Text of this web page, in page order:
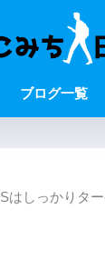
ブログ一覧
はしっかりタ